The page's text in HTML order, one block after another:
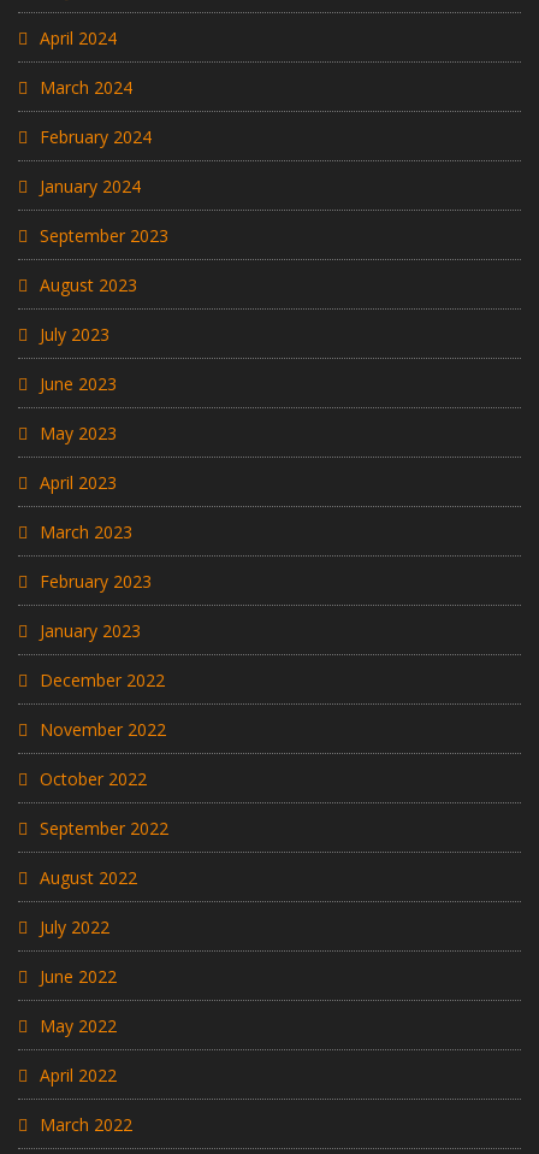
April 2024
March 2024
February 2024
January 2024
September 2023
August 2023
July 2023
June 2023
May 2023
April 2023
March 2023
February 2023
January 2023
December 2022
November 2022
October 2022
September 2022
August 2022
July 2022
June 2022
May 2022
April 2022
March 2022